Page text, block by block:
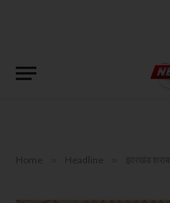
Home Headline